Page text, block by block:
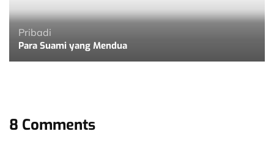
Pribadi
Para Suami yang Mendua
8 Comments